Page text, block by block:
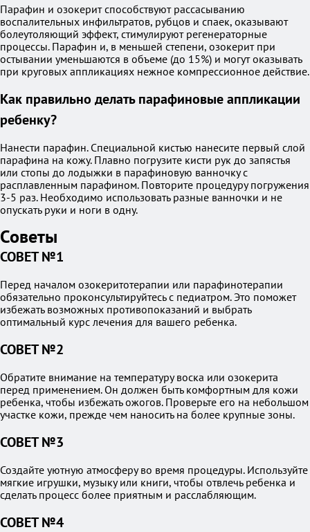
Парафин и озокерит способствуют рассасыванию
воспалительных инфильтратов, рубцов и спаек, оказывают
болеутоляющий эффект, стимулируют регенераторные
процессы. Парафин и, в меньшей степени, озокерит при
остывании уменьшаются в объеме (до 15%) и могут оказывать
при круговых аппликациях нежное компрессионное действие.
Как правильно делать парафиновые аппликации
ребенку?
Нанести парафин. Специальной кистью нанесите первый слой
парафина на кожу. Плавно погрузите кисти рук до запястья
или стопы до лодыжки в парафиновую ванночку с
расплавленным парафином. Повторите процедуру погружения
3-5 раз. Необходимо использовать разные ванночки и не
опускать руки и ноги в одну.
Советы
СОВЕТ №1
Перед началом озокеритотерапии или парафинотерапии
обязательно проконсультируйтесь с педиатром. Это поможет
избежать возможных противопоказаний и выбрать
оптимальный курс лечения для вашего ребенка.
СОВЕТ №2
Обратите внимание на температуру воска или озокерита
перед применением. Он должен быть комфортным для кожи
ребенка, чтобы избежать ожогов. Проверьте его на небольшом
участке кожи, прежде чем наносить на более крупные зоны.
СОВЕТ №3
Создайте уютную атмосферу во время процедуры. Используйте
мягкие игрушки, музыку или книги, чтобы отвлечь ребенка и
сделать процесс более приятным и расслабляющим.
СОВЕТ №4